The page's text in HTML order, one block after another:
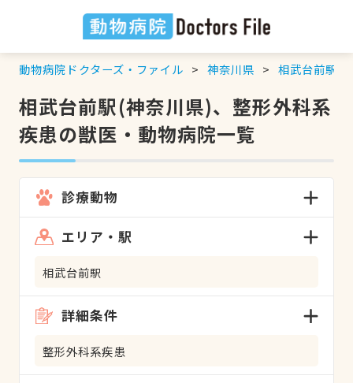
動物病院ドクターズ・ファイル 神奈川県 相武台前駅
相武台前駅(神奈川県)、整形外科系
疾患の獣医・動物病院一覧
診療動物
エリア・駅
相武台前駅
詳細条件
整形外科系疾患